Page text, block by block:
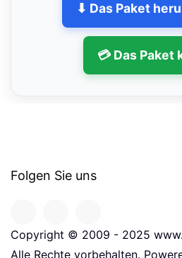
⬇ Das Paket
💳 Das Paket
Folgen Sie uns
Copyright © 2009 - 2025
Alle Rechte vorbehalten.